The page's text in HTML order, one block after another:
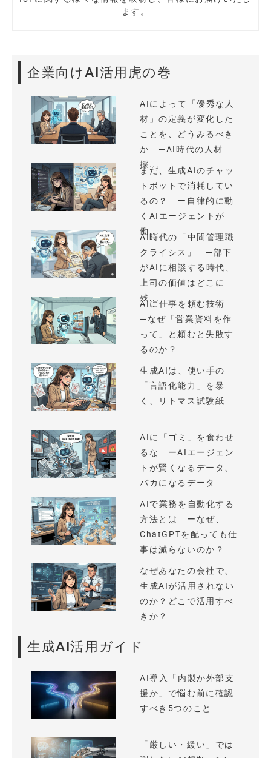
ます。
企業向けAI活用虎の巻
AIによって「優秀な人
材」の定義が変化した
ことを、どうみるべき
か —AI時代の人材
採...
まだ、生成AIのチャッ
トボットで消耗してい
るの？ ー自律的に動
くAIエージェントが
働...
AI時代の「中間管理職
クライシス」 —部下
がAIに相談する時代、
上司の価値はどこに
残...
AIに仕事を頼む技術
—なぜ「営業資料を作
って」と頼むと失敗す
るのか？
生成AIは、使い手の
「言語化能力」を暴
く、リトマス試験紙
AIに「ゴミ」を食わせ
るな ーAIエージェン
トが賢くなるデータ、
バカになるデータ
AIで業務を自動化する
方法とは ーなぜ、
ChatGPTを配っても仕
事は減らないのか？
なぜあなたの会社で、
生成AIが活用されない
のか？どこで活用すべ
きか？
生成AI活用ガイド
AI導入「内製か外部支
援か」で悩む前に確認
すべき5つのこと
「厳しい・緩い」では